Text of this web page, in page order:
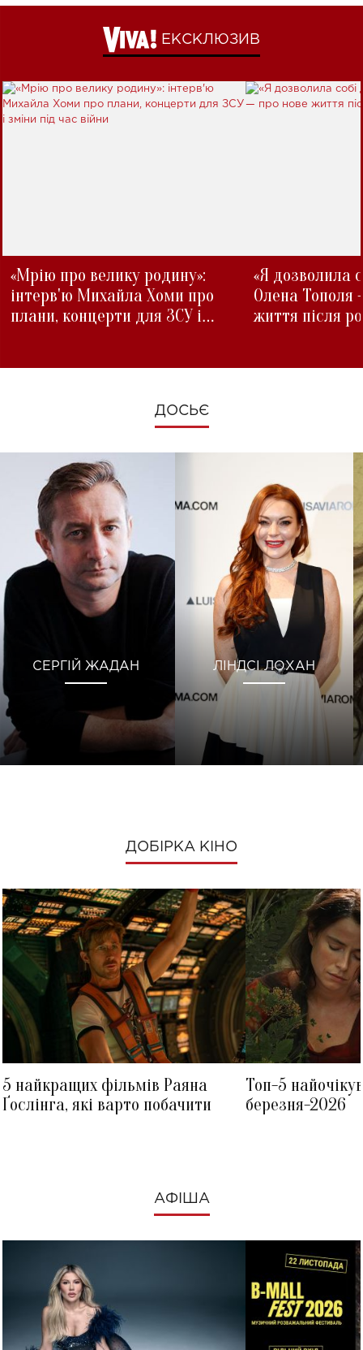
ЕКСКЛЮЗИВ
«Мрію про велику родину»:
інтерв'ю Михайла Хоми про
плани, концерти для ЗСУ і
«Я дозволила
Олена Тополя
життя після
ДОСЬЄ
СЕРГІЙ ЖАДАН ЛІНДСІ ЛОХАН
ДОБІРКА КІНО
5 найкращих фільмів Раяна
Ґослінга, які варто побачити
Топ-5
березня-2026
АФІША